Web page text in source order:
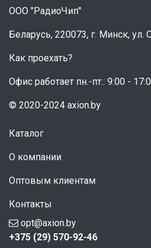
ООО "РадиоЧип"
Беларусь, 220073, г. Минск, ул.
Как проехать?
Офис работает пн.-пт.: 9:00 -
© 2020-2024 axion.by
Каталог
О компании
Оптовым клиентам
Контакты
opt@axion.by
+375 (29) 570-92-46